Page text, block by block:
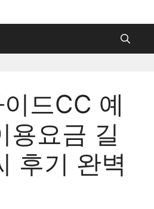
드CC 예
용요금 길
후기 완벽